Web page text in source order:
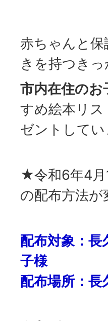
赤ちゃんと
きを持つき
市内在住のお
すめ絵本リ
ゼントしてい
★令和6年4月
の配布方法
配布対象：
子様
配布場所：長